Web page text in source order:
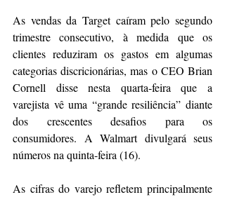
As vendas da Target caíram pelo segundo
trimestre consecutivo, à medida que os
clientes reduziram os gastos em algumas
categorias discricionárias, mas o CEO Brian
Cornell disse nesta quarta-feira que a
varejista vê uma “grande resiliência” diante
dos crescentes desafios para os
consumidores. A Walmart divulgará seus
números na quinta-feira (16).
As cifras do varejo refletem principalmente